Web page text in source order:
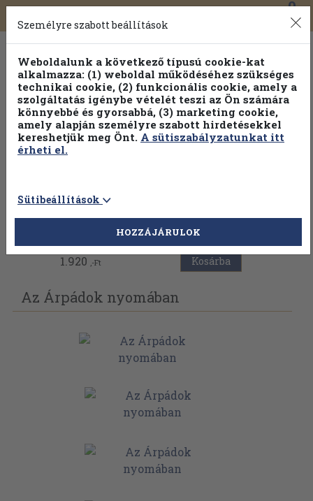
Toggle
navigation
0
Vissza az előző oldalra
1.920 ,-Ft Kosárba
Az Árpádok nyomában
Személyre szabott beállítások
Weboldalunk a következő típusú cookie-kat
alkalmazza: (1) weboldal működéséhez szükséges
technikai cookie, (2) funkcionális cookie, amely a
szolgáltatás igénybe vételét teszi az Ön számára
könnyebbé és gyorsabbá, (3) marketing cookie,
amely alapján személyre szabott hirdetésekkel
kereshetjük meg Önt. A sütiszabályzatunkat itt
érheti el.
Sütibeállítások
HOZZÁJÁRULOK